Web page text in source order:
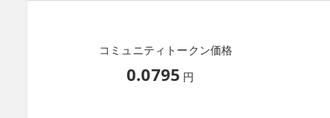
コミュニティトークン価格
0.0795 円